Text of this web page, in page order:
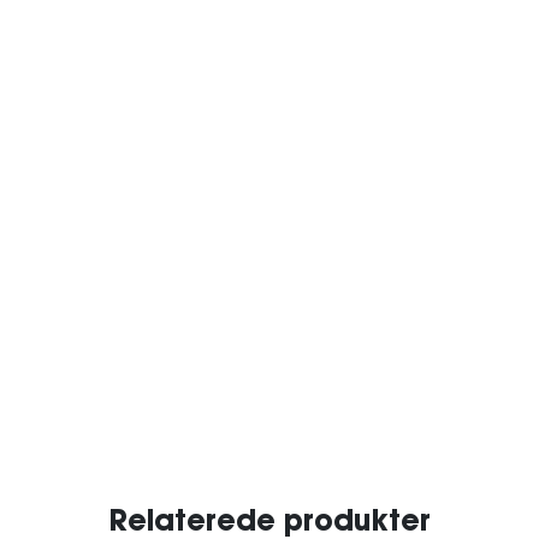
Relaterede produkter